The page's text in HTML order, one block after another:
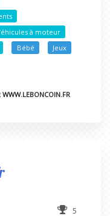
à moteur
Bébé
Jeux
WWW.LEBONCOIN.FR
5